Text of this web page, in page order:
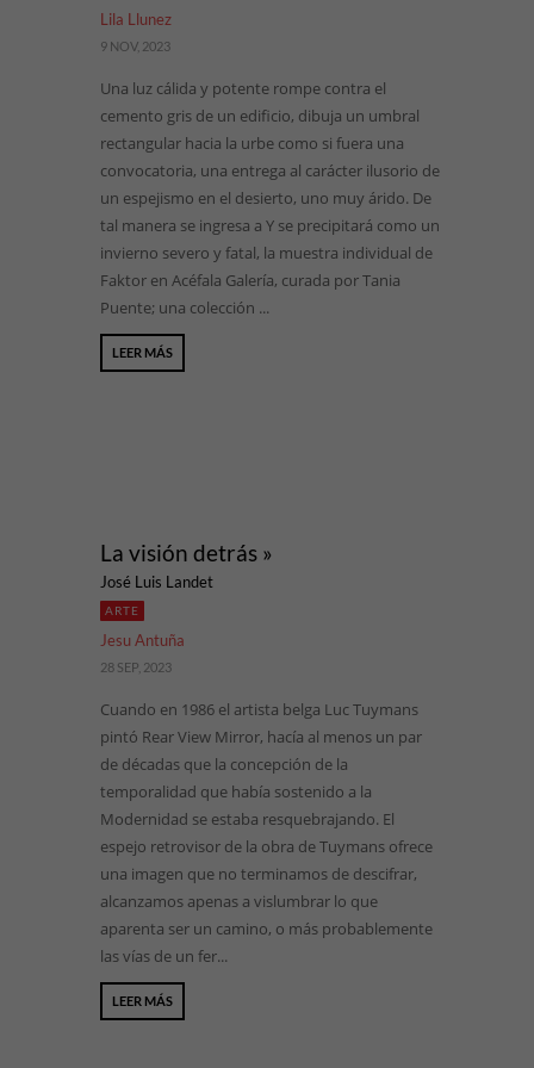
Lila Llunez
9 NOV, 2023
Una luz cálida y potente rompe contra el
cemento gris de un edificio, dibuja un umbral
rectangular hacia la urbe como si fuera una
convocatoria, una entrega al carácter ilusorio de
un espejismo en el desierto, uno muy árido. De
tal manera se ingresa a Y se precipitará como un
invierno severo y fatal, la muestra individual de
Faktor en Acéfala Galería, curada por Tania
Puente; una colección ...
LEER MÁS
La visión detrás »
José Luis Landet
ARTE
Jesu Antuña
28 SEP, 2023
Cuando en 1986 el artista belga Luc Tuymans
pintó Rear View Mirror, hacía al menos un par
de décadas que la concepción de la
temporalidad que había sostenido a la
Modernidad se estaba resquebrajando. El
espejo retrovisor de la obra de Tuymans ofrece
una imagen que no terminamos de descifrar,
alcanzamos apenas a vislumbrar lo que
aparenta ser un camino, o más probablemente
las vías de un fer...
LEER MÁS